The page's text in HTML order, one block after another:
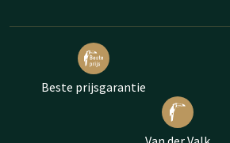
Beste prijsgarantie